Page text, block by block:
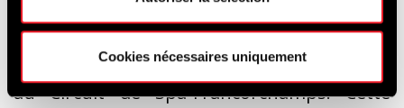
Cookies nécessaires uniquement
Amaury Bertholomé, Directeur général : « Je
suis très enthousiaste à l’idée d’introduire
cette nouvelle activité réservée au cycliste
au Circuit de Spa-Francorchamps. Cette